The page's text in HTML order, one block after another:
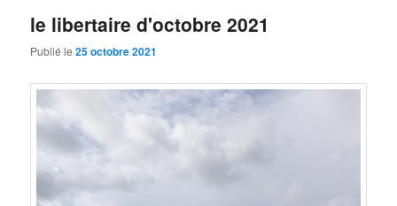
le libertaire d'octobre 2021
Publié le25 octobre 2021